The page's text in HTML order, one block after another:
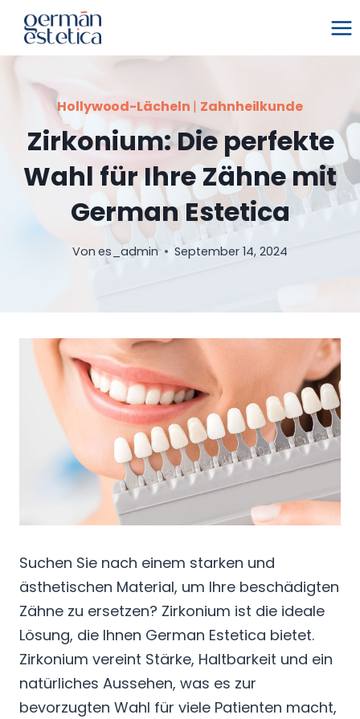
Zum
Inhalt
springen
Hollywood-Lächeln | Zahnheilkunde
Zirkonium: Die perfekte
Wahl für Ihre Zähne mit
German Estetica
Vones_admin September 14, 2024
Suchen Sie nach einem starken und
ästhetischen Material, um Ihre beschädigten
Zähne zu ersetzen? Zirkonium ist die ideale
Lösung, die Ihnen German Estetica bietet.
Zirkonium vereint Stärke, Haltbarkeit und ein
natürliches Aussehen, was es zur
bevorzugten Wahl für viele Patienten macht,